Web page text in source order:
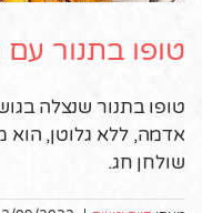
טופו בתנור
טופו בתנור שנצלה
אדמה, ללא גלוטן, הוא
שולחן חג.